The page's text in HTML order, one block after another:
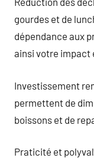
gourdes et de
dépendance aux
ainsi votre impact
Investissement
permettent de
boissons et de
Praticité et